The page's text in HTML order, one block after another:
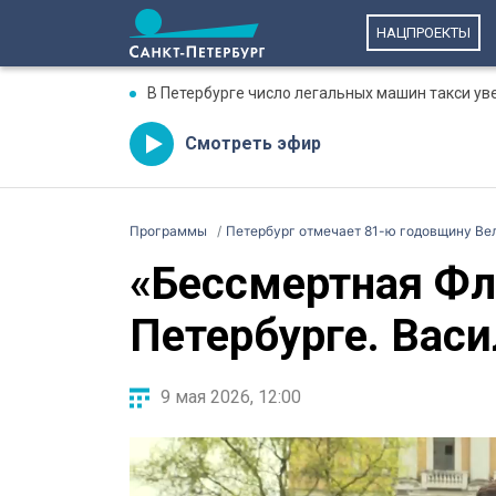
НАЦПРОЕКТЫ
В Петербурге число легальных машин такси
Смотреть эфир
Программы Петербург отмечает 81-ю годовщину
«Бессмертная
Петербурге.
9 мая 2026, 12:00